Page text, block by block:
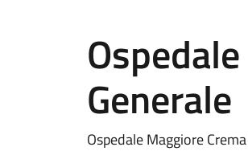
Generale
Ospedale Maggiore